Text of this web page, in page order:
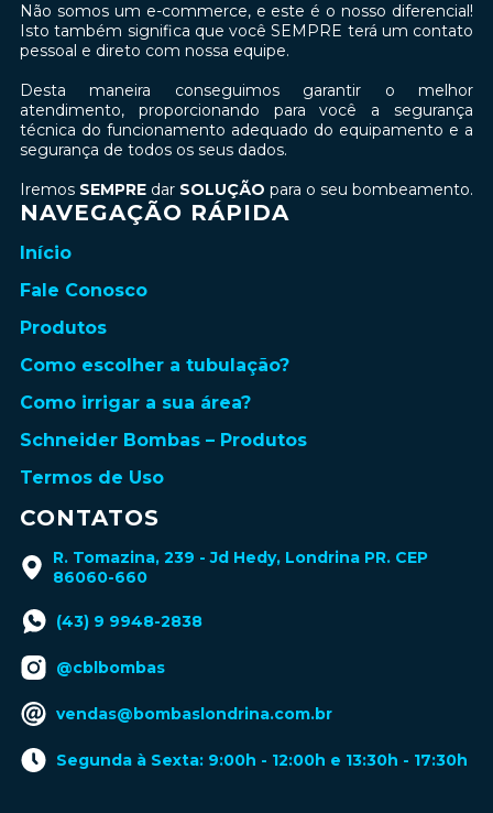
Não somos um e-commerce, e este é o nosso diferencial!
Isto também significa que você SEMPRE terá um contato
pessoal e direto com nossa equipe.
Desta maneira conseguimos garantir o melhor
atendimento, proporcionando para você a segurança
técnica do funcionamento adequado do equipamento e a
segurança de todos os seus dados.
Iremos SEMPRE dar SOLUÇÃO para o seu bombeamento.
NAVEGAÇÃO RÁPIDA
Início
Fale Conosco
Produtos
Como escolher a tubulação?
Como irrigar a sua área?
Schneider Bombas – Produtos
Termos de Uso
CONTATOS
R. Tomazina, 239 - Jd Hedy, Londrina PR. CEP
86060-660
(43) 9 9948-2838
@cblbombas
vendas@bombaslondrina.com.br
Segunda à Sexta: 9:00h - 12:00h e 13:30h - 17:30h